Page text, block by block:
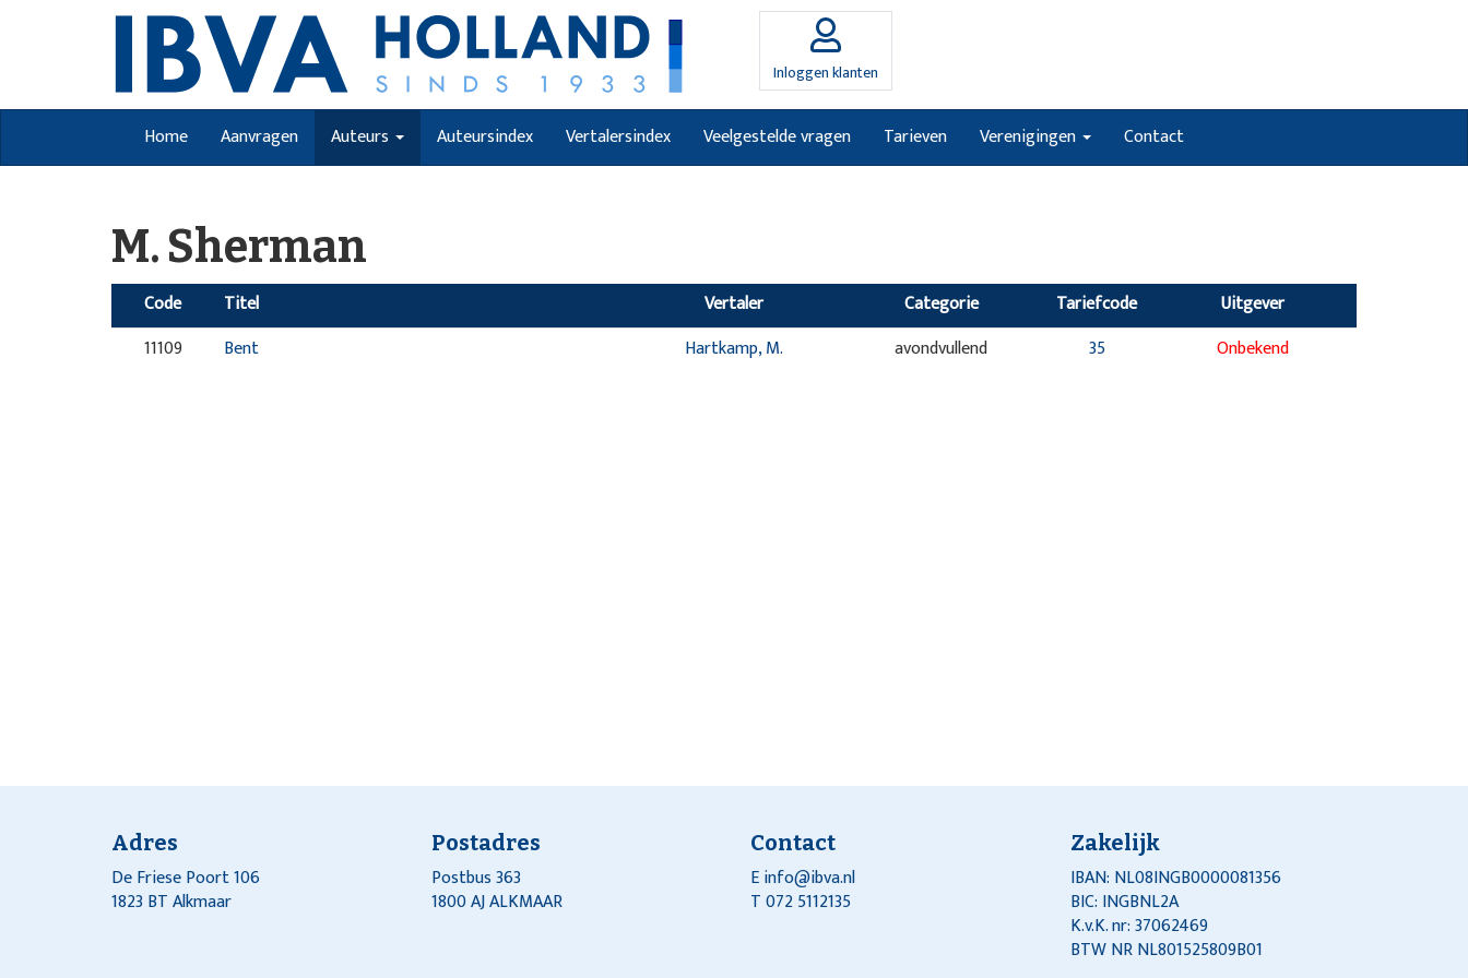
Inloggen klanten
Home Aanvragen Auteurs Auteursindex Vertalersindex Veelgestelde vragen Tarieven Verenigingen Contact
M. Sherman
Code Titel Vertaler Categorie Tariefcode
Uitgever
11109
Bent Hartkamp, M. avondvullend 35 Onbekend
Adres
De Friese Poort 106
1823 BT Alkmaar
Postadres
Postbus 363
1800 AJ ALKMAAR
Contact
Einfo@ibva.nl
T 072 5112135
Zakelijk
IBAN: NL08INGB0000081356
BIC: INGBNL2A
K.v.K. nr: 37062469
BTW NR NL801525809B01